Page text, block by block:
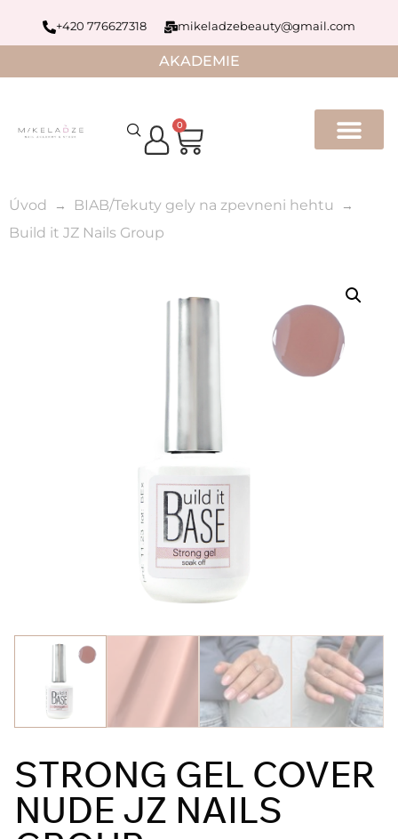
+420 776627318 mikeladzebeauty@gmail.com
AKADEMIE
0
Úvod
BIAB/Tekuty gely na zpevneni hehtu
Build it JZ Nails Group
STRONG GEL COVER
NUDE JZ NAILS